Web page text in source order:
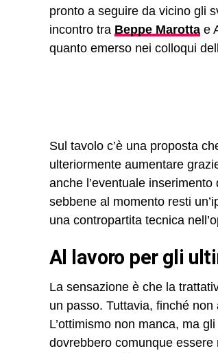
pronto a seguire da vicino gli
incontro tra Beppe Marotta e
quanto emerso nei colloqui
Sul tavolo c’è una proposta
ulteriormente aumentare
anche l’eventuale
sebbene al momento resti
una contropartita tecnica
Al lavoro per gli
La sensazione è che la
un passo. Tuttavia, finché
L’ottimismo non manca, ma
dovrebbero comunque